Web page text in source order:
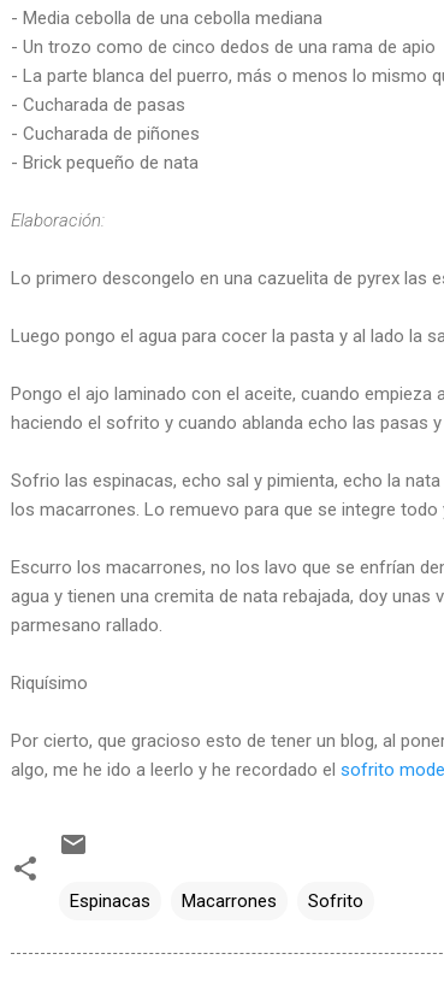
- Media cebolla de una cebolla mediana
- Un trozo como de cinco dedos de una rama de apio
- La parte blanca del puerro, más o menos lo mismo
- Cucharada de pasas
- Cucharada de piñones
- Brick pequeño de nata
Elaboración:
Lo primero descongelo en una cazuelita de pyrex las
Luego pongo el agua para cocer la pasta y al lado la
Pongo el ajo laminado con el aceite, cuando empieza
haciendo el sofrito y cuando ablanda echo las pasas
Sofrio las espinacas, echo sal y pimienta, echo la
los macarrones. Lo remuevo para que se integre todo
Escurro los macarrones, no los lavo que se enfrían
agua y tienen una cremita de nata rebajada, doy
parmesano rallado.
Riquísimo
Por cierto, que gracioso esto de tener un blog, al
algo, me he ido a leerlo y he recordado el sofrito
Espinacas Macarrones Sofrito